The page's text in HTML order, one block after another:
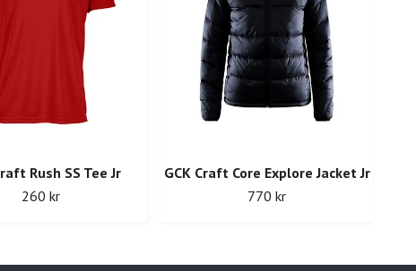
Rush SS Tee Jr
260 kr
GCK Craft Core Explore Jacket Jr
770 kr